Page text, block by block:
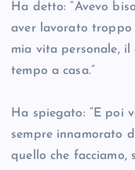
Ha detto: “Avevo
aver lavorato troppo
mia vita personale, il
tempo a casa.”
Ha spiegato: “E poi
sempre innamorato
quello che facciamo,